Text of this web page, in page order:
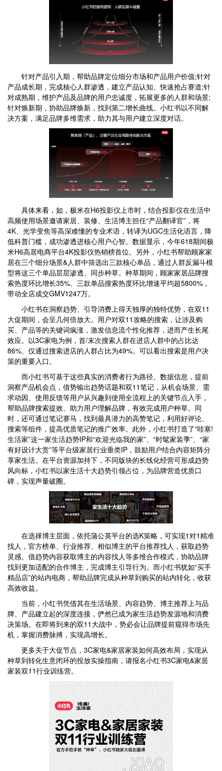
针对产品引入期，帮助品牌定位细分市场和产品用户价值;针对
产品成长期，完成核心人群渗透，建立产品认知、快速抢占赛道;针
对成熟期，维护产品及品牌的用户忠诚度，拓展更多的人群和场景;
针对焕新期，协助品牌焕新，找到第二增长曲线。小红书以不同解
决方案，满足品牌多维需求，助力其与用户建立深度对话。
具体来看，如，极米在H6投影仪上市时，结合投影仪在生活中
高频使用场景邀请家居、装修、生活博主担任“产品翻译官”，将
4K、光学变焦等高深难懂的专业术语，转译为UGC生活化语言，降
低科普门槛，成功渗透进核心用户心智。数据显示，今年618期间极
米H6高居电商平台4K投影仪热销榜首位。另外，小红书帮助顾家家
居在三个细分场景&人群中筛选出三款核心单品，通过人群反漏斗模
型将这三个单品层层渗透、同步种草。种草期间，顾家家居品牌搜
索热度环比增长35%、三款单品搜索热度环比增速平均超5800%，
带动全店成交GMV1247万。
小红书在洞察趋势、引导消费上得天独厚的独特优势，在双11
大促期间，会呈几何倍放大。用户对双11攻略的搜索，让涉及购
买、产品等的关键词疯涨，激发信息流个性化推荐，进而产生长尾
效应。以3C家电为例，首/末次搜索人群在进店人群中的占比达
86%、仅通过搜索进店的人群占比为49%。可以看出搜索是用户决
策的重要入口。
而小红书可基于这些真实的消费者行为路径、数据信息，提前
洞察产品机会点，借势输出趋势话题和双11笔记，从机会场景、需
求动因、使用反馈等用户从兴趣到使用全流程上的关键节点入手，
帮助品牌搜索提效、助力用户理解品牌，有效完成用户种草。同
时，还可通过笔记赛马，找到最具潜力的高赞笔记，利用好评论、
搜索等组件，提高优质笔记的推广效率。此外，小红书打造了“哇塞!
生活家”这一家生活趋势IP和“欢迎光临我的家”、“时髦家装季”、“家
有好设计大赏”等平台级家居行业垂类IP，鼓励用户结合内容矩阵分
享家生活。在平台资源加持下，不同版块的长线化经营可形成趋势
风向标，小红书以家生活十大趋势引领占位，为品牌营造优质口
碑，实现声量破圈。
在选择博主层面，依托蒲公英平台的选K策略，可实现1对1精准
找人，官方榜单、行业推荐、相似博主的平台推荐找人，获取趋势
灵感、借趋势内容获取博主的内容找人等多维合作模式，协助品牌
找到更加适配的合作博主，完成博主引导行为。而小红书犹如“买手
精品店”的站内电商，帮助品牌完成从种草到购买的站内转化，收获
高效收益。
当前，小红书凭借其在生活场景、内容趋势、博主推荐上与品
牌、产品建立起的深度连接，俨然已成为家生活趋势发源地和消费
决策场。在即将到来的双11大战中，势必会让品牌提前窥得市场先
机，掌握消费脉搏，实现高增长。
更多关于大促节点，3C家电&家居家装如何高效布局，实现从
种草到转化生意闭环的投放实操指南，请报名小红书3C家电&家居
家装双11行业训练营。